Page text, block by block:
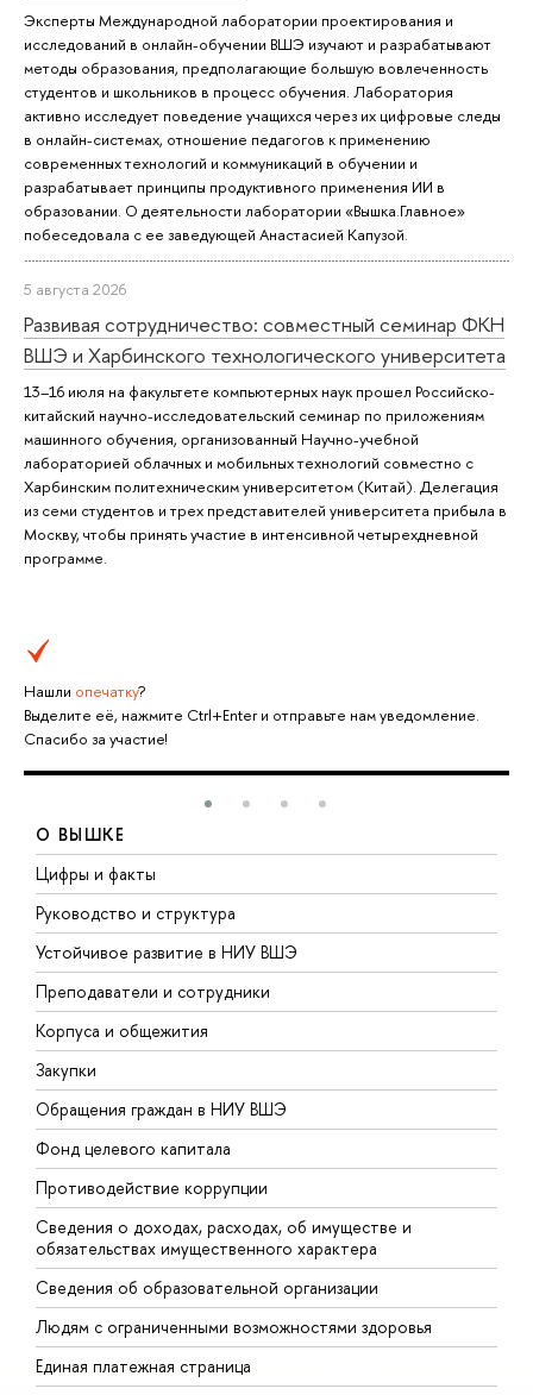
Эксперты Международной лаборатории проектирования и
исследований в онлайн-обучении ВШЭ изучают и разрабатывают
методы образования, предполагающие большую вовлеченность
студентов и школьников в процесс обучения. Лаборатория
активно исследует поведение учащихся через их цифровые следы
в онлайн-системах, отношение педагогов к применению
современных технологий и коммуникаций в обучении и
разрабатывает принципы продуктивного применения ИИ в
образовании. О деятельности лаборатории «Вышка.Главное»
побеседовала с ее заведующей Анастасией Капузой.
5 августа 2026
Развивая сотрудничество: совместный семинар ФКН
ВШЭ и Харбинского технологического университета
13–16 июля на факультете компьютерных наук прошел Российско-
китайский научно-исследовательский семинар по приложениям
машинного обучения, организованный Научно-учебной
лабораторией облачных и мобильных технологий совместно с
Харбинским политехническим университетом (Китай). Делегация
из семи студентов и трех представителей университета прибыла в
Москву, чтобы принять участие в интенсивной четырехдневной
программе.
Нашли опечатку?
Выделите её, нажмите Ctrl+Enter и отправьте нам уведомление.
Спасибо за участие!
О ВЫШКЕ
Цифры и факты
Руководство и структура
Устойчивое развитие в НИУ ВШЭ
Преподаватели и сотрудники
Корпуса и общежития
Закупки
Обращения граждан в НИУ ВШЭ
Фонд целевого капитала
Противодействие коррупции
Сведения о доходах, расходах, об имуществе и
обязательствах имущественного характера
Сведения об образовательной организации
Людям с ограниченными возможностями здоровья
Единая платежная страница